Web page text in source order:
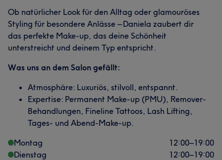
Ob natürlicher Look für den Alltag oder glamouröses
Styling für besondere Anlässe – Daniela zaubert dir
das perfekte Make-up, das deine Schönheit
unterstreicht und deinem Typ entspricht.
Was uns an dem Salon gefällt:
Atmosphäre: Luxuriös, stilvoll, entspannt.
Expertise: Permanent Make-up (PMU), Remover-
Behandlungen, Fineline Tattoos, Lash Lifting,
Tages- und Abend-Make-up.
Montag
12:00–19:00
Dienstag
12:00–19:00